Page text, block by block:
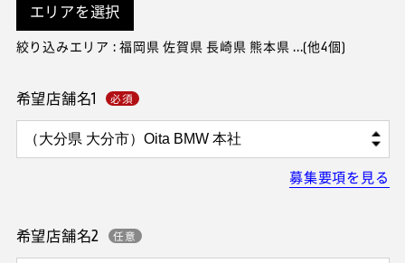
エリアを選択
絞り込みエリア : 福岡県 佐賀県 長崎県 熊本県 ...(他4個)
希望店舗名1
募集要項を見る
希望店舗名2